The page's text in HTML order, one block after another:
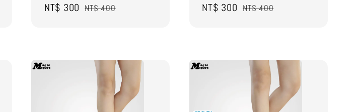
Sale
NT$ 300 Regular
NT$ 400
Sale
NT$ 300 Regular
NT$ 400